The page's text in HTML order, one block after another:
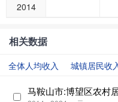
2014
相关数据
全体人均收入 城镇居民收
马鞍山市:博望区农村